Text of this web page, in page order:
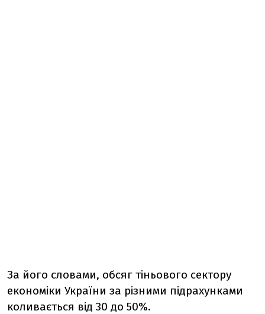
За його словами, обсяг тіньового сектору
економіки України за різними підрахунками
коливається від 30 до 50%.